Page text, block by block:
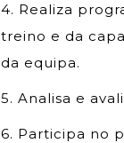
4. Realiza
treino e da
da equipa.
5. Analisa e
6. Participa no